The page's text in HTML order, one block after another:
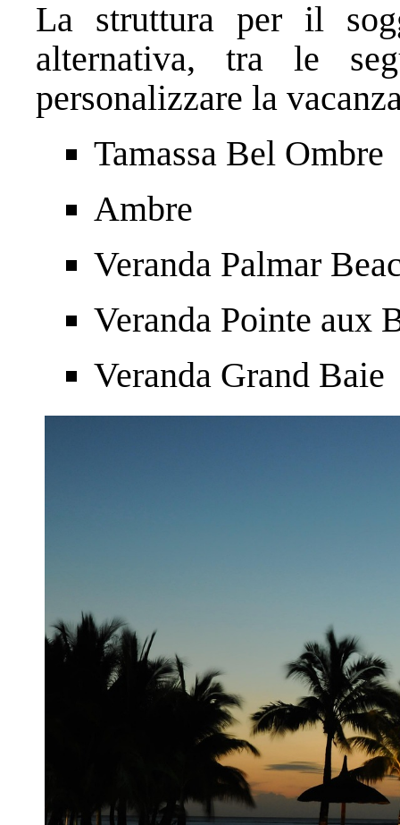
La struttura per il
alternativa, tra le
personalizzare la
Tamassa Bel Ombre
Ambre
Veranda Palmar
Veranda Pointe aux
Veranda Grand Baie